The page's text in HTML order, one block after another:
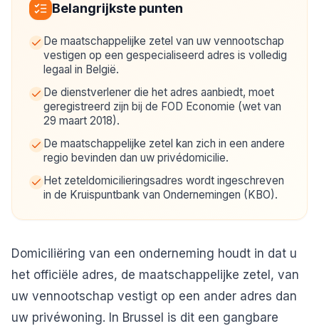
Belangrijkste punten
De maatschappelijke zetel van uw vennootschap
vestigen op een gespecialiseerd adres is volledig
legaal in België.
De dienstverlener die het adres aanbiedt, moet
geregistreerd zijn bij de FOD Economie (wet van
29 maart 2018).
De maatschappelijke zetel kan zich in een andere
regio bevinden dan uw privédomicilie.
Het zeteldomicilieringsadres wordt ingeschreven
in de Kruispuntbank van Ondernemingen (KBO).
Domiciliëring van een onderneming houdt in dat u
het officiële adres, de maatschappelijke zetel, van
uw vennootschap vestigt op een ander adres dan
uw privéwoning. In Brussel is dit een gangbare